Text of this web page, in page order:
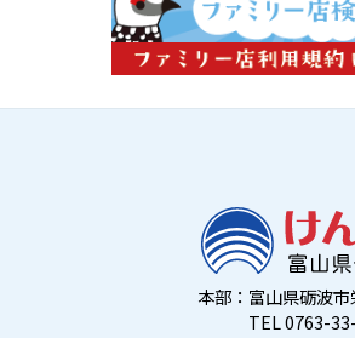
本部：富山県砺波
TEL 0763-